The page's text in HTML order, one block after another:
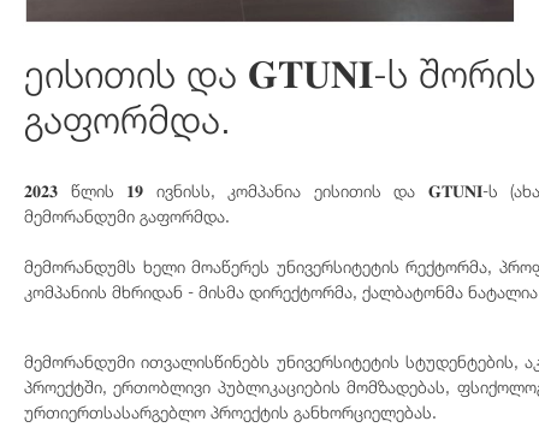
ეისითის და 𝐆𝐓𝐔𝐍𝐈-ს
გაფორმდა.
𝟐𝟎𝟐𝟑 წლის 𝟏𝟗 ივნისს, კომპანია ეისითის და 𝐆𝐓𝐔𝐍𝐈-ს
მემორანდუმი გაფორმდა.
მემორანდუმს ხელი მოაწერეს უნივერსიტეტის რექტორმა,
კომპანიის მხრიდან - მისმა დირექტორმა, ქალბატონმა ნატალია
მემორანდუმი ითვალისწინებს უნივერსიტეტის
პროექტში, ერთობლივი პუბლიკაციების მომზადებას,
ურთიერთსასარგებლო პროექტის განხორციელებას.